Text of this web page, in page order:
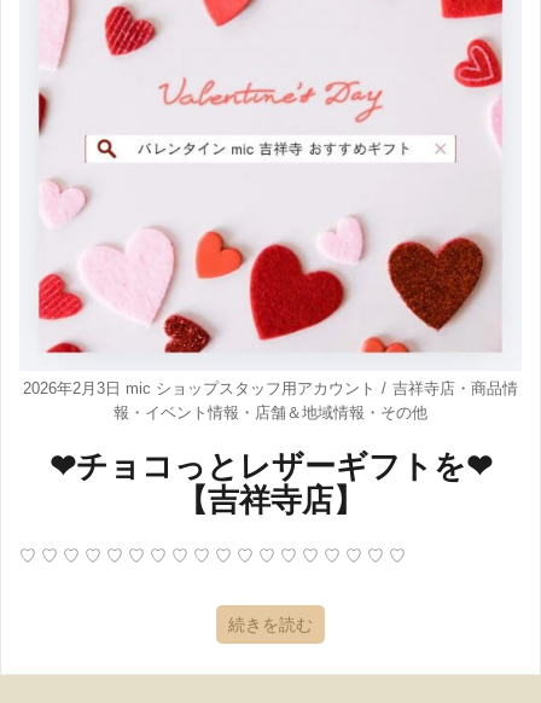
2026年2月3日 mic ショップスタッフ用アカウント 吉祥寺店 ・ 商品情
報 ・ イベント情報 ・ 店舗＆地域情報 ・ その他
❤チョコっとレザーギフトを❤
【吉祥寺店】
♡ ♡ ♡ ♡ ♡ ♡ ♡ ♡ ♡ ♡ ♡ ♡ ♡ ♡ ♡ ♡ ♡ ♡
続きを読む